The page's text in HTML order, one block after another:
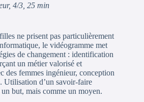
4/3, 25 min
ne prisent pas particulièrement
le vidéogramme met
de changement : identification
un métier valorisé et
des femmes ingénieur, conception
Utilisation d’un savoir-faire
but, mais comme un moyen.